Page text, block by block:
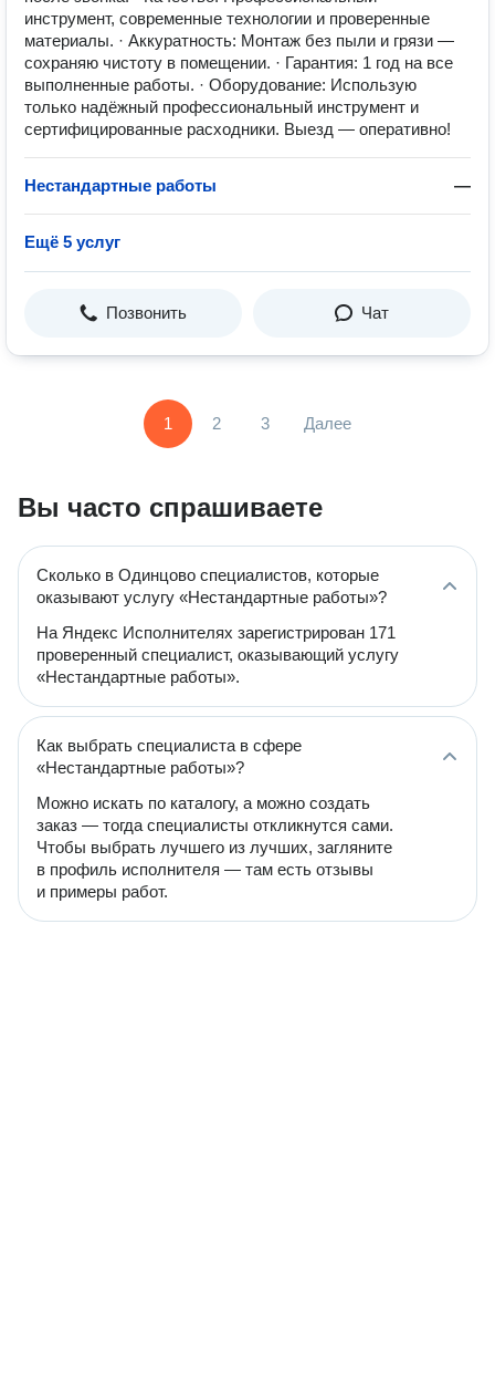
инструмент, современные технологии и проверенные
материалы. · Аккуратность: Монтаж без пыли и грязи —
сохраняю чистоту в помещении. · Гарантия: 1 год на все
выполненные работы. · Оборудование: Использую
только надёжный профессиональный инструмент и
сертифицированные расходники. Выезд — оперативно!
Нестандартные работы —
Ещё 5 услуг
Позвонить Чат
1 2 3 Далее
Вы часто спрашиваете
Сколько в Одинцово специалистов, которые
оказывают услугу «Нестандартные работы»?
На Яндекс Исполнителях зарегистрирован 171
проверенный специалист, оказывающий услугу
«Нестандартные работы».
Как выбрать специалиста в сфере
«Нестандартные работы»?
Можно искать по каталогу, а можно создать
заказ — тогда специалисты откликнутся сами.
Чтобы выбрать лучшего из лучших, загляните
в профиль исполнителя — там есть отзывы
и примеры работ.